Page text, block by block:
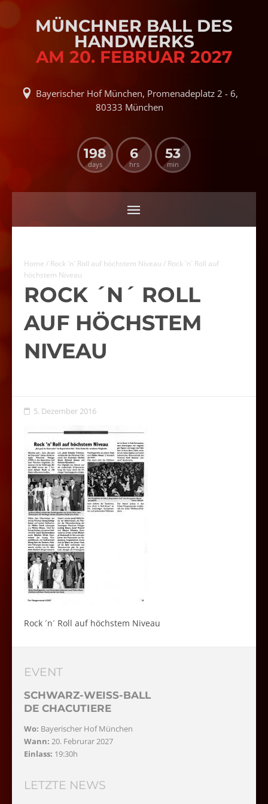
MÜNCHNER BALL DES
HANDWERKS
AM 20. FEBRUAR 2027
Bayerischer Hof München, Promenadeplatz 2 - 6,
80333 München
198
days
6
hrs
53
min
Home / Rock ´n´ Roll auf höchstem Niveau / Rock ´n´ Roll auf
höchstem Niveau
ROCK ´N´ ROLL
AUF HÖCHSTEM
NIVEAU
5. Dezember 2016
Rock ´n´ Roll auf höchstem Niveau
EVENT
SCHWARZ-WEISS-BALL
DE CHACUTIERE
Wo: Bayerischer Hof München
Wann: 20. Februrar 2027
Einlass: 19:30h
LETZTE NEWS